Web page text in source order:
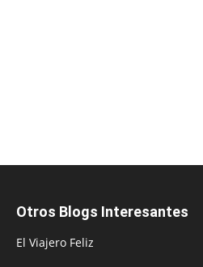
Otros Blogs Interesantes
El Viajero Feliz